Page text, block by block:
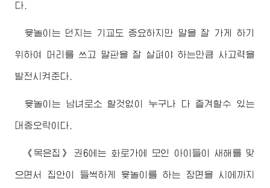
다.
윷놀이는 던지는 기교도 중요하지만 말을 잘 가게 하기
위하여 머리를 쓰고 말판을 잘 살펴야 하는만큼 사고력을
발전시켜준다.
윷놀이는 남녀로소 할것없이 누구나 다 즐겨할수 있는
대중오락이다.
《목은집》 권6에는 화로가에 모인 아이들이 새해를 맞
으면서 집안이 들썩하게 윷놀이를 하는 장면을 시에까지